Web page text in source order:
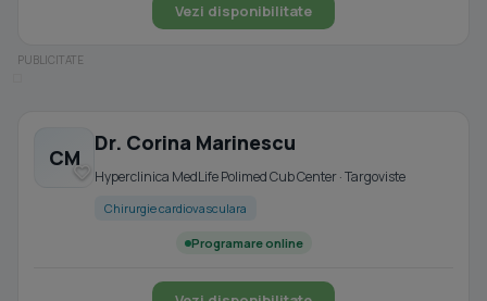
Vezi disponibilitate
CM
Dr. Corina Marinescu
Hyperclinica MedLife Polimed Cub Center · Targoviste
Chirurgie cardiovasculara
Programare online